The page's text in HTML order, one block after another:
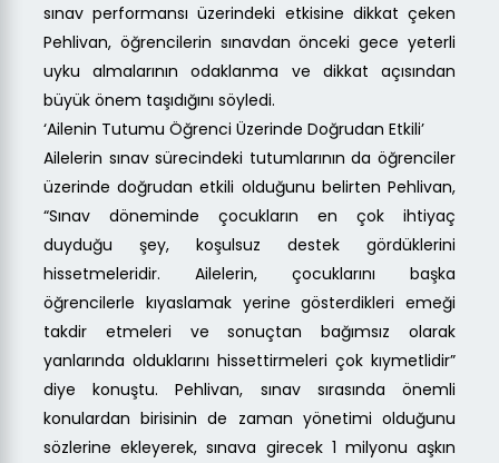
sınav performansı üzerindeki etkisine dikkat çeken
Pehlivan, öğrencilerin sınavdan önceki gece yeterli
uyku almalarının odaklanma ve dikkat açısından
büyük önem taşıdığını söyledi.
‘Ailenin Tutumu Öğrenci Üzerinde Doğrudan Etkili’
Ailelerin sınav sürecindeki tutumlarının da öğrenciler
üzerinde doğrudan etkili olduğunu belirten Pehlivan,
“Sınav döneminde çocukların en çok ihtiyaç
duyduğu şey, koşulsuz destek gördüklerini
hissetmeleridir. Ailelerin, çocuklarını başka
öğrencilerle kıyaslamak yerine gösterdikleri emeği
takdir etmeleri ve sonuçtan bağımsız olarak
yanlarında olduklarını hissettirmeleri çok kıymetlidir”
diye konuştu. Pehlivan, sınav sırasında önemli
konulardan birisinin de zaman yönetimi olduğunu
sözlerine ekleyerek, sınava girecek 1 milyonu aşkın